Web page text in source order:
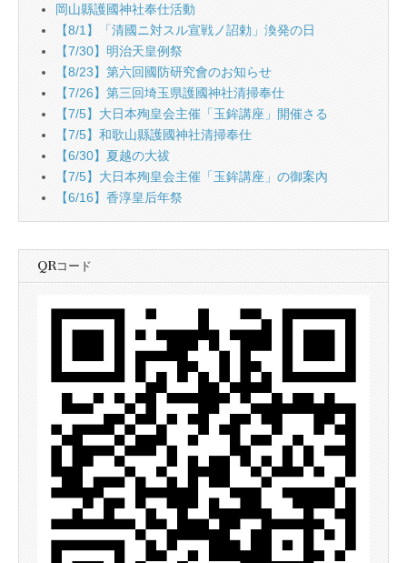
岡山縣護國神社奉仕活動
【8/1】「清國ニ対スル宣戦ノ詔勅」渙発の日
【7/30】明治天皇例祭
【8/23】第六回國防研究會のお知らせ
【7/26】第三回埼玉県護國神社清掃奉仕
【7/5】大日本殉皇会主催「玉鉾講座」開催さる
【7/5】和歌山縣護國神社清掃奉仕
【6/30】夏越の大祓
【7/5】大日本殉皇会主催「玉鉾講座」の御案內
【6/16】香淳皇后年祭
QRコード